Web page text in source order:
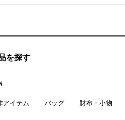
を探す
アイテム バッグ 財布・小物